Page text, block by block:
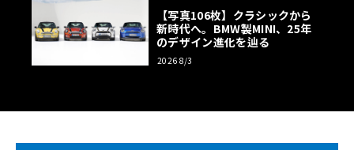
【写真106枚】クラシックから
新時代へ。BMW製MINI、25年
のデザイン進化を辿る
2026 8/3